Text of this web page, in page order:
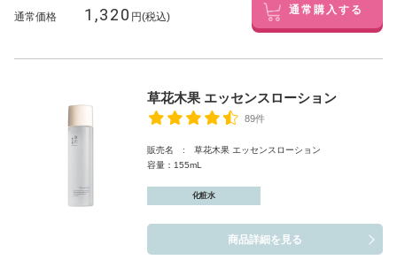
通常価格 1,320 円(税込) 通常購入する
草花木果 エッセンスローション
89件
販売名 : 草花木果 エッセンスローション
容量：155mL
化粧水
商品詳細を見る